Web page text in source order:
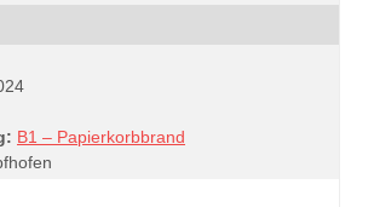
B1 – Papierkorbbrand